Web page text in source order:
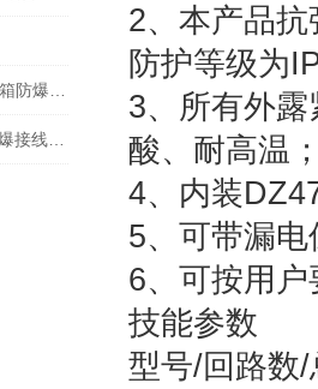
2、本产品
防护等级为
3、所有外
酸、耐高温
4、内装
5、可带漏
6、可按用
技能参数
型号/回路数/